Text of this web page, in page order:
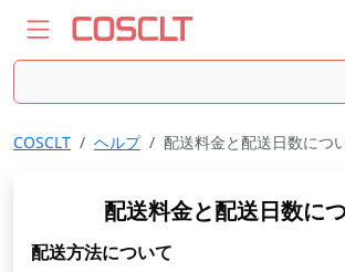
COSCLT ヘルプ 配送料金と配送日数につ
配送料金と配送日数に
配送方法について